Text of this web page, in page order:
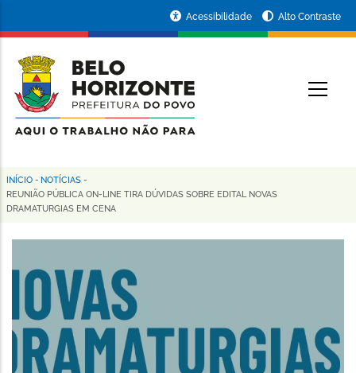
conteúdo
principal
da
Prefeitura
de
Horizonte
Acessibilidade Alto Contraste
Trilha
de
navegação
INÍCIO - NOTÍCIAS -
REUNIÃO PÚBLICA ON-LINE TIRA DÚVIDAS SOBRE EDITAL NOVAS
DRAMATURGIAS EM CENA